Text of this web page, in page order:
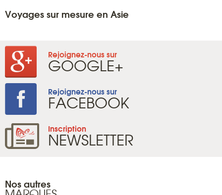
Voyages sur mesure en Asie
Rejoignez-nous sur
GOOGLE+
Rejoignez-nous sur
FACEBOOK
Inscription
NEWSLETTER
Nos autres